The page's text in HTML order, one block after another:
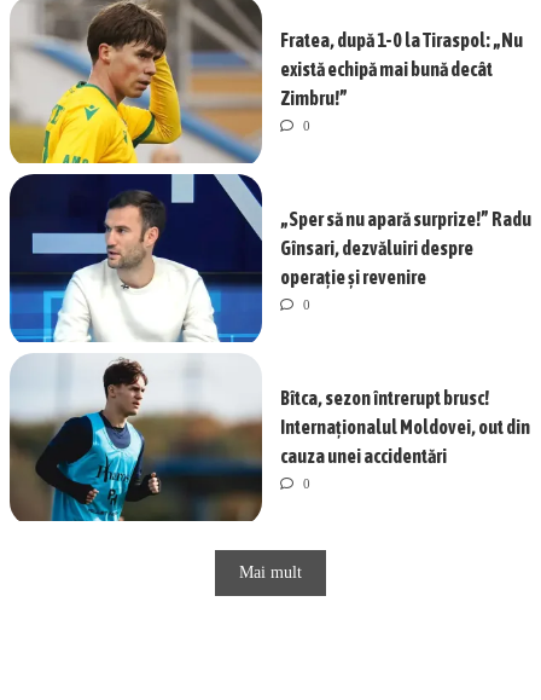
Fratea, după 1-0 la Tiraspol: „Nu
există echipă mai bună decât
Zimbru!”
0
„Sper să nu apară surprize!” Radu
Gînsari, dezvăluiri despre
operație și revenire
0
Bîtca, sezon întrerupt brusc!
Internaționalul Moldovei, out din
cauza unei accidentări
0
Mai mult